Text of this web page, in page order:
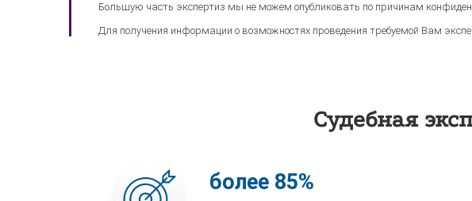
Большую часть экспертиз мы не можем опубликовать по причинам
Для получения информации о возможностях проведения требуемой Вам
Судебная
более 85%